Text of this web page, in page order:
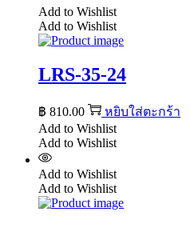
Add to Wishlist
Add to Wishlist
LRS-35-24
฿ 810.00
หยิบใส่ตะกร้า
Add to Wishlist
Add to Wishlist
Add to Wishlist
Add to Wishlist